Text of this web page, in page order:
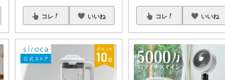
コレ いいね コレ いいね